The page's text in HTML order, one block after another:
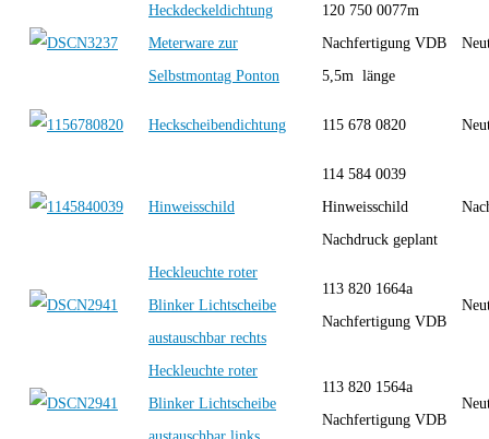
Heckdeckeldichtung
Meterware zur
Selbstmontag Ponton
120 750 0077m
Nachfertigung VDB
5,5m länge
Heckscheibendichtung 115 678 0820
Hinweisschild
114 584 0039
Hinweisschild
Nachdruck geplant
Heckleuchte roter
Blinker Lichtscheibe
austauschbar rechts
113 820 1664a
Nachfertigung VDB
Heckleuchte roter
Blinker Lichtscheibe
113 820 1564a
Nachfertigung VDB